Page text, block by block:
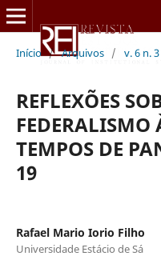
Início / Arquivos / v. 6 n.
REFLEXÕES
FEDERALISMO
TEMPOS DE
19
Rafael Mario Iorio Filho
Universidade Estácio de Sá